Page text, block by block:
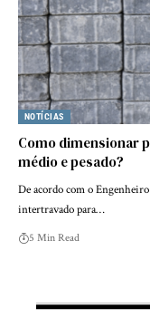
NOTÍCIAS
Como dimensionar
médio e pesado?
De acordo com o
intertravado para…
5 Min Read